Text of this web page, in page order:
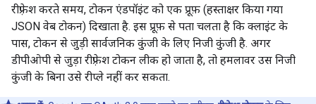
रीफ़्रेश करते समय, टोकन एंडपॉइंट को एक प्रूफ़ (हस्ताक्षर किया गया
JSON वेब टोकन) दिखाता है. इस प्रूफ़ से पता चलता है कि क्लाइंट के
पास, टोकन से जुड़ी सार्वजनिक कुंजी के लिए निजी कुंजी है. अगर
डीपीओपी से जुड़ा रीफ़्रेश टोकन लीक हो जाता है, तो हमलावर उस निजी
कुंजी के बिना उसे रीप्ले नहीं कर सकता.